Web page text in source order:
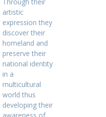
Through their
artistic
expression they
discover their
homeland and
preserve their
national identity
in a
multicultural
world thus
developing their